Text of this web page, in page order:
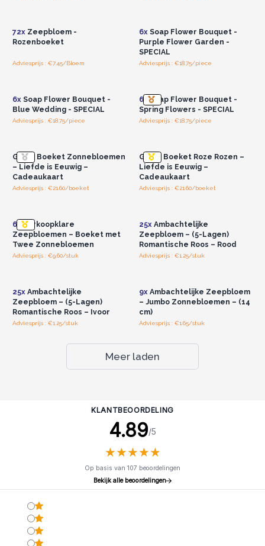
72xZeepbloem -
Rozenboeket
Adviesprijs : €7.45/Bloem
6xSoap Flower Bouquet -
Purple Flower Garden -
SPECIAL
Adviesprijs : €18.75/piece
6xSoap Flower Bouquet -
Blue Wedding - SPECIAL
Adviesprijs : €18.75/piece
6x Soap Flower Bouquet -
Spring Flowers - SPECIAL
Adviesprijs : €18.75/piece
Groot Boeket Zonnebloemen
– Liefde is Eeuwig –
Cadeaukaart
Adviesprijs : €21.60/boeket
Groot Boeket Roze Rozen –
Liefde is Eeuwig –
Cadeaukaart
Adviesprijs : €21.60/boeket
6x Verkoopklare
Zeepbloemen – Boeket met
Twee Zonnebloemen
Adviesprijs : €9.60/stuk
25xAmbachtelijke
Zeepbloem – (5-Lagen)
Romantische Roos – Rood
Adviesprijs : €1.25/stuk
25xAmbachtelijke
Zeepbloem – (5-Lagen)
Romantische Roos – Ivoor
Adviesprijs : €1.25/stuk
9xAmbachtelijke Zeepbloem
– Jumbo Zonnebloemen – (14
cm)
Adviesprijs : €1.65/stuk
Meer laden
KLANTBEOORDELING
4.89/5
★★★★★
★★★★★
Op basis van 107 beoordelingen
Bekijk alle beoordelingen